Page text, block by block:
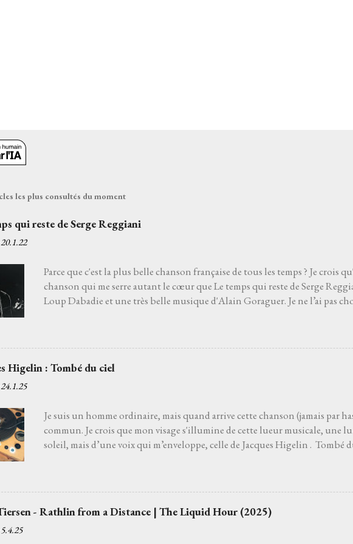
les plus consultés du moment
qui reste de Serge Reggiani
20.1.22
Parce que c'est la plus belle chanson française de tous les temps ? Je crois
chanson qui me serre autant le cœur que Le temps qui reste de Serge
Loup Dabadie et une très belle musique d'Alain Goraguer. Je ne l’ai pas
j'aurais pu découvrir la vie. Je ne l’ai pas non plus choisie parce que choisir
quelqu’un venait à dire que ce n’est pas le cas, je le prendrais
Higelin : Tombé du ciel
24.1.25
Je suis un homme ordinaire, mais quand arrive cette chanson (jamais par
commun. Je crois que mon visage s'illumine de cette lueur musicale, une
soleil, mais d’une voix qui m’enveloppe, celle de Jacques Higelin . Tombé du
disparaît, s’évapore comme une brume matinale. Parfois je ferme les yeux,
ancien que j'aurais toujours connu sans jamais l’avoir appris. La gravité
- Rathlin from a Distance | The Liquid Hour (2025)
5.4.25